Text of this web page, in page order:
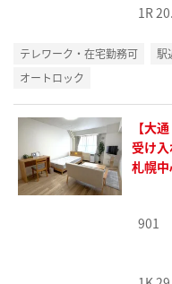
1R
テレワーク・在宅勤務可 駅
オートロック
【大
受け
札幌
901